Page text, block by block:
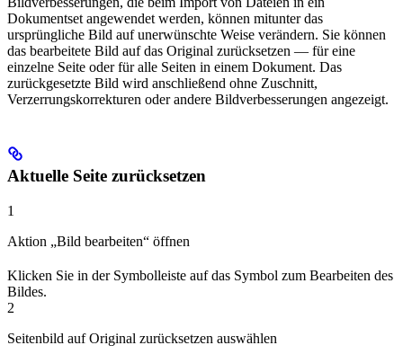
Dokumentset angewendet werden, können mitunter das
ursprüngliche Bild auf unerwünschte Weise verändern. Sie können
das bearbeitete Bild auf das Original zurücksetzen — für eine
einzelne Seite oder für alle Seiten in einem Dokument. Das
zurückgesetzte Bild wird anschließend ohne Zuschnitt,
Verzerrungskorrekturen oder andere Bildverbesserungen angezeigt.
Aktuelle Seite zurücksetzen
1
Aktion „Bild bearbeiten“ öffnen
Klicken Sie in der Symbolleiste auf das Symbol zum Bearbeiten des
Bildes.
2
Seitenbild auf Original zurücksetzen auswählen